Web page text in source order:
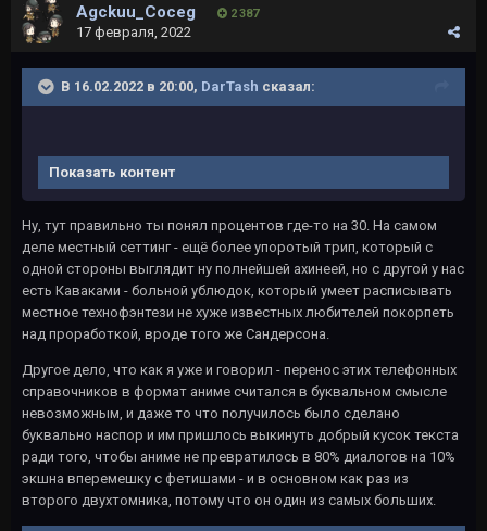
Agckuu_Coceg 2 387
17 февраля, 2022
В 16.02.2022 в 20:00, DarTash сказал:
Показать контент
Ну, тут правильно ты понял процентов где-то на 30. На самом
деле местный сеттинг - ещё более упоротый трип, который с
одной стороны выглядит ну полнейшей ахинеей, но с другой у нас
есть Каваками - больной ублюдок, который умеет расписывать
местное технофэнтези не хуже известных любителей покорпеть
над проработкой, вроде того же Сандерсона.
Другое дело, что как я уже и говорил - перенос этих телефонных
справочников в формат аниме считался в буквальном смысле
невозможным, и даже то что получилось было сделано
буквально наспор и им пришлось выкинуть добрый кусок текста
ради того, чтобы аниме не превратилось в 80% диалогов на 10%
экшна вперемешку с фетишами - и в основном как раз из
второго двухтомника, потому что он один из самых больших.